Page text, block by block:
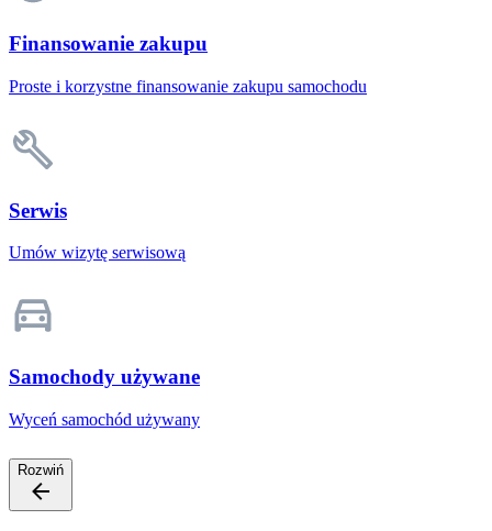
Finansowanie zakupu
Proste i korzystne finansowanie zakupu samochodu
Serwis
Umów wizytę serwisową
Samochody używane
Wyceń samochód używany
Rozwiń